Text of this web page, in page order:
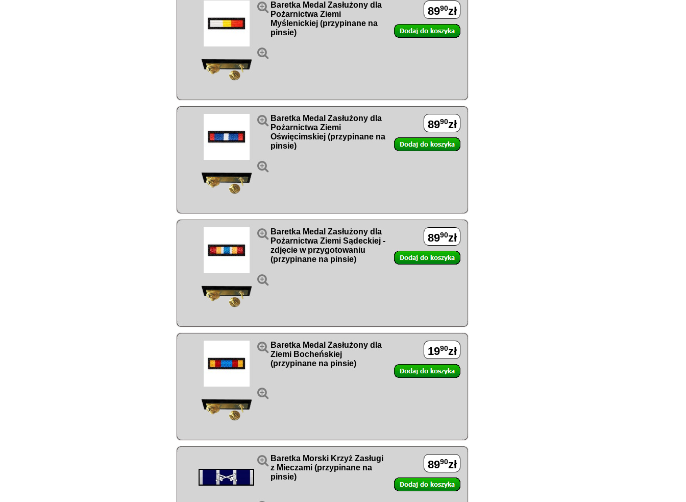


Baretka Medal Zasłużony dla
Pożarnictwa Ziemi
Myślenickiej (przypinane na
pinsie)
8990zł


Baretka Medal Zasłużony dla
Pożarnictwa Ziemi
Oświęcimskiej (przypinane na
pinsie)
8990zł


Baretka Medal Zasłużony dla
Pożarnictwa Ziemi Sądeckiej -
zdjęcie w przygotowaniu
(przypinane na pinsie)
8990zł


Baretka Medal Zasłużony dla
Ziemi Bocheńskiej
(przypinane na pinsie)
1990zł
 Baretka Morski Krzyż Zasługi
z Mieczami (przypinane na
pinsie)
8990zł